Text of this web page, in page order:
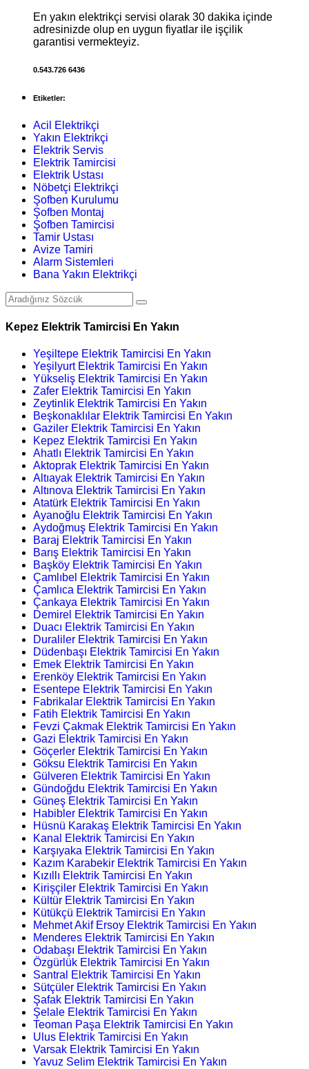
En yakın elektrikçi servisi olarak 30 dakika içinde
adresinizde olup en uygun fiyatlar ile işçilik
garantisi vermekteyiz.
0.543.726 6436
Etiketler:
Acil Elektrikçi
Yakın Elektrikçi
Elektrik Servis
Elektrik Tamircisi
Elektrik Ustası
Nöbetçi Elektrikçi
Şofben Kurulumu
Şofben Montaj
Şofben Tamircisi
Tamir Ustası
Avize Tamiri
Alarm Sistemleri
Bana Yakın Elektrikçi
Kepez Elektrik Tamircisi En Yakın
Yeşiltepe Elektrik Tamircisi En Yakın
Yeşilyurt Elektrik Tamircisi En Yakın
Yükseliş Elektrik Tamircisi En Yakın
Zafer Elektrik Tamircisi En Yakın
Zeytinlik Elektrik Tamircisi En Yakın
Beşkonaklılar Elektrik Tamircisi En Yakın
Gaziler Elektrik Tamircisi En Yakın
Kepez Elektrik Tamircisi En Yakın
Ahatlı Elektrik Tamircisi En Yakın
Aktoprak Elektrik Tamircisi En Yakın
Altıayak Elektrik Tamircisi En Yakın
Altınova Elektrik Tamircisi En Yakın
Atatürk Elektrik Tamircisi En Yakın
Ayanoğlu Elektrik Tamircisi En Yakın
Aydoğmuş Elektrik Tamircisi En Yakın
Baraj Elektrik Tamircisi En Yakın
Barış Elektrik Tamircisi En Yakın
Başköy Elektrik Tamircisi En Yakın
Çamlıbel Elektrik Tamircisi En Yakın
Çamlıca Elektrik Tamircisi En Yakın
Çankaya Elektrik Tamircisi En Yakın
Demirel Elektrik Tamircisi En Yakın
Duacı Elektrik Tamircisi En Yakın
Duraliler Elektrik Tamircisi En Yakın
Düdenbaşı Elektrik Tamircisi En Yakın
Emek Elektrik Tamircisi En Yakın
Erenköy Elektrik Tamircisi En Yakın
Esentepe Elektrik Tamircisi En Yakın
Fabrikalar Elektrik Tamircisi En Yakın
Fatih Elektrik Tamircisi En Yakın
Fevzi Çakmak Elektrik Tamircisi En Yakın
Gazi Elektrik Tamircisi En Yakın
Göçerler Elektrik Tamircisi En Yakın
Göksu Elektrik Tamircisi En Yakın
Gülveren Elektrik Tamircisi En Yakın
Gündoğdu Elektrik Tamircisi En Yakın
Güneş Elektrik Tamircisi En Yakın
Habibler Elektrik Tamircisi En Yakın
Hüsnü Karakaş Elektrik Tamircisi En Yakın
Kanal Elektrik Tamircisi En Yakın
Karşıyaka Elektrik Tamircisi En Yakın
Kazım Karabekir Elektrik Tamircisi En Yakın
Kızıllı Elektrik Tamircisi En Yakın
Kirişçiler Elektrik Tamircisi En Yakın
Kültür Elektrik Tamircisi En Yakın
Kütükçü Elektrik Tamircisi En Yakın
Mehmet Akif Ersoy Elektrik Tamircisi En Yakın
Menderes Elektrik Tamircisi En Yakın
Odabaşı Elektrik Tamircisi En Yakın
Özgürlük Elektrik Tamircisi En Yakın
Santral Elektrik Tamircisi En Yakın
Sütçüler Elektrik Tamircisi En Yakın
Şafak Elektrik Tamircisi En Yakın
Şelale Elektrik Tamircisi En Yakın
Teoman Paşa Elektrik Tamircisi En Yakın
Ulus Elektrik Tamircisi En Yakın
Varsak Elektrik Tamircisi En Yakın
Yavuz Selim Elektrik Tamircisi En Yakın